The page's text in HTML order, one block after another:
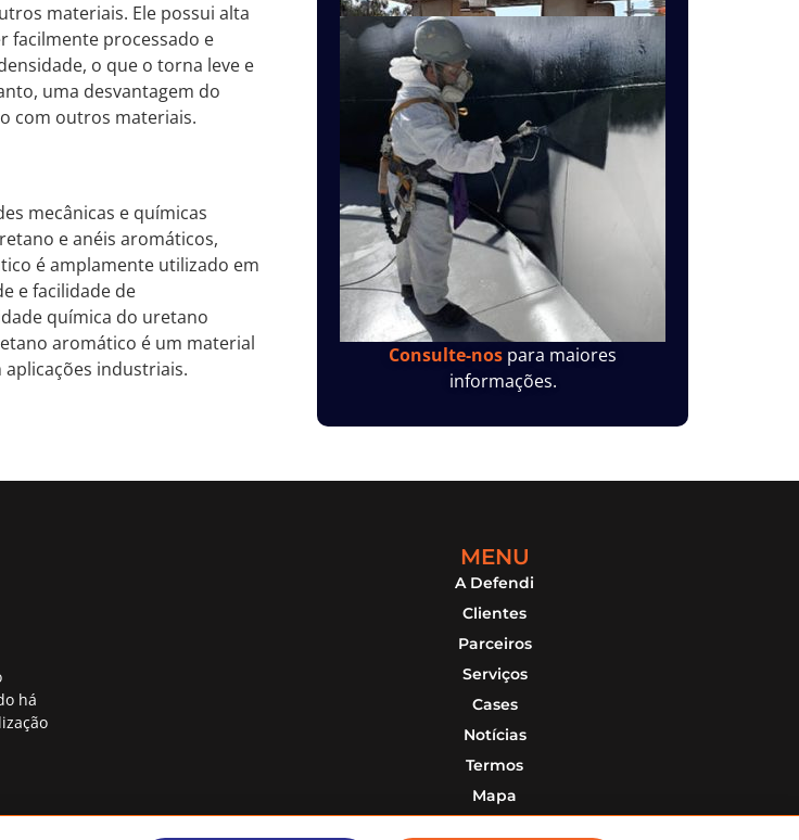
materiais. Ele possui alta
facilmente processado e
o que o torna leve e
uma desvantagem do
com outros materiais.
mecânicas e químicas
e anéis aromáticos,
é amplamente utilizado em
e facilidade de
química do uretano
aromático é um material
industriais.
Consulte-nos para maiores
informações.
há
MENU
A Defendi
Clientes
Parceiros
Serviços
Cases
Notícias
Termos
Mapa